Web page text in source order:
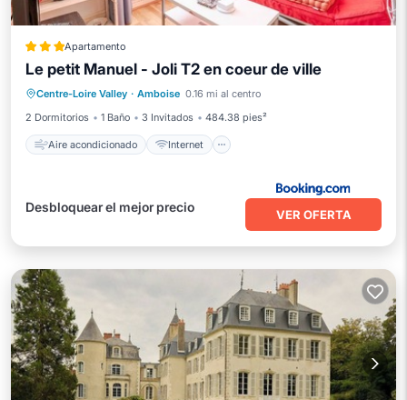
Apartamento
Le petit Manuel - Joli T2 en coeur de ville
Centre-Loire Valley · Amboise 0.16 mi al centro
2 Dormitorios
1 Baño 3 Invitados 484.38 pies²
Aire acondicionado Internet
Aire acondicionado
Internet
Apto para niños
Desbloquear el mejor precio
VER OFERTA